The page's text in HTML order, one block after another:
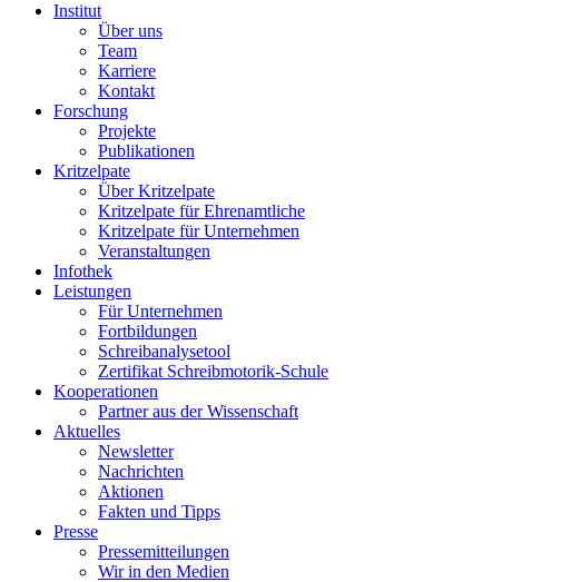
Institut
Über uns
Team
Karriere
Kontakt
Forschung
Projekte
Publikationen
Kritzelpate
Über Kritzelpate
Kritzelpate für Ehrenamtliche
Kritzelpate für Unternehmen
Veranstaltungen
Infothek
Leistungen
Für Unternehmen
Fortbildungen
Schreibanalysetool
Zertifikat Schreibmotorik-Schule
Kooperationen
Partner aus der Wissenschaft
Aktuelles
Newsletter
Nachrichten
Aktionen
Fakten und Tipps
Presse
Pressemitteilungen
Wir in den Medien